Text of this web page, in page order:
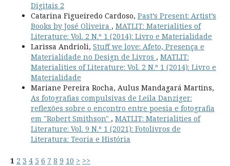
Digitais 2
Catarina Figueiredo Cardoso, Past’s Present: Artist’s
Books by José Oliveira , MATLIT: Materialities of
Literature: Vol. 2 N.º 1 (2014): Livro e Materialidade
Larissa Andrioli, Stuff we love: Afeto, Presença e
Materialidade no Design de Livros , MATLIT:
Materialities of Literature: Vol. 2 N.º 1 (2014): Livro e
Materialidade
Mariane Pereira Rocha, Aulus Mandagará Martins,
As fotografias compulsivas de Leila Danziger:
reflexões sobre o encontro entre poesia e fotografia
em "Robert Smithson" , MATLIT: Materialities of
Literature: Vol. 9 N.º 1 (2021): Fotolivros de
Literatura: Teoria e História
1 2 3 4 5 6 7 8 9 10 > >>